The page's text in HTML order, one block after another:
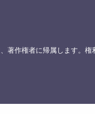
著作権者に帰属します。